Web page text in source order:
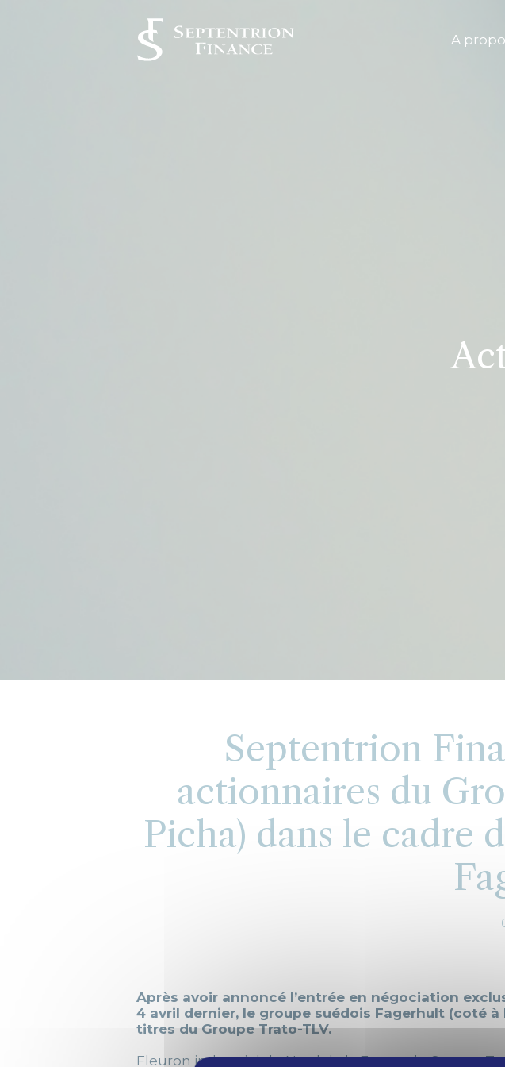
A
Septentrion
actionnaires du
Picha) dans le cadre
Après avoir annoncé l’entrée en négociation
4 avril dernier, le groupe suédois Fagerhult (coté
titres du Groupe Trato-TLV.
Fleuron industriel du Nord de la France, le Groupe